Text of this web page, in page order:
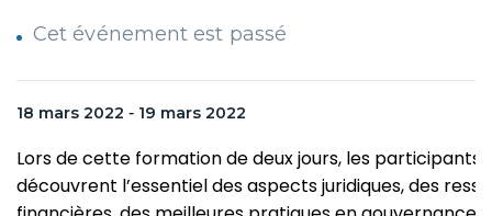
Cet événement est passé
18 mars 2022 - 19 mars 2022
Lors de cette formation de deux jours, les participants
découvrent l’essentiel des aspects juridiques, des